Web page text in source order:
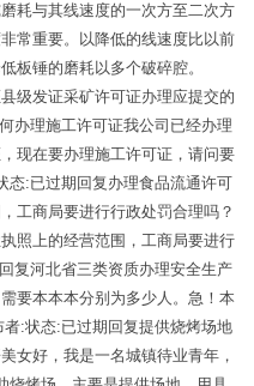
耗与其线速度的一次方至二次方
常重要。以降低的线速度比以前
板锤的磨耗以多个破碎腔。
级发证采矿许可证办理应提交的
办理施工许可证我公司已经办理
现在要办理施工许可证，请问要
态:已过期回复办理食品流通许可
工商局要进行行政处罚合理吗？
照上的经营范围，工商局要进行
复河北省三类资质办理安全生产
要本本本分别为多少人。急！本
:状态:已过期回复提供烧烤场地
女好，我是一名城镇待业青年，